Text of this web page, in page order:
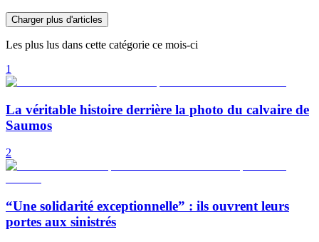
Charger plus d'articles
Les plus lus dans cette catégorie ce mois-ci
1
La véritable histoire derrière la photo du calvaire de
Saumos
2
“Une solidarité exceptionnelle” : ils ouvrent leurs
portes aux sinistrés